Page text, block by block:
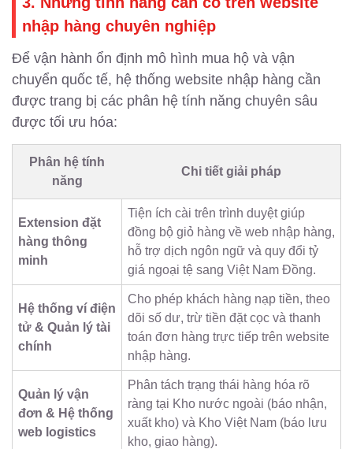
nhập hàng chuyên nghiệp
Để vận hành ổn định mô hình mua hộ và vận
chuyển quốc tế, hệ thống website nhập hàng cần
được trang bị các phân hệ tính năng chuyên sâu
được tối ưu hóa:
Phân hệ tính
năng
Chi tiết giải pháp
Extension đặt
hàng thông
minh
Tiện ích cài trên trình duyệt giúp
đồng bộ giỏ hàng về web nhập hàng,
hỗ trợ dịch ngôn ngữ và quy đổi tỷ
giá ngoại tệ sang Việt Nam Đồng.
Hệ thống ví điện
tử & Quản lý tài
chính
Cho phép khách hàng nạp tiền, theo
dõi số dư, trừ tiền đặt cọc và thanh
toán đơn hàng trực tiếp trên website
nhập hàng.
Quản lý vận
đơn & Hệ thống
web logistics
Phân tách trạng thái hàng hóa rõ
ràng tại Kho nước ngoài (báo nhận,
xuất kho) và Kho Việt Nam (báo lưu
kho, giao hàng).